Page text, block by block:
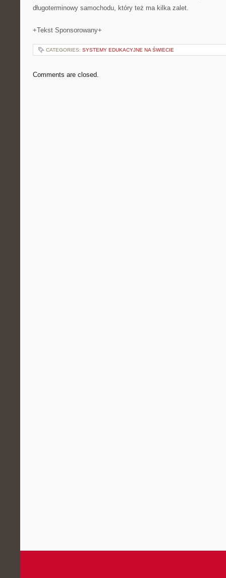
długoterminowy samochodu, który też ma kilka zalet.
+Tekst Sponsorowany+
CATEGORIES: SYSTEMY EDUKACYJNE NA ŚWIECIE
Comments are closed.